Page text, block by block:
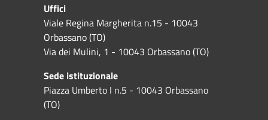
Uffici
Viale Regina Margherita n.15 - 10043
Orbassano (TO)
Via dei Mulini, 1 - 10043 Orbassano (TO)
Sede istituzionale
Piazza Umberto I n.5 - 10043 Orbassano
(TO)